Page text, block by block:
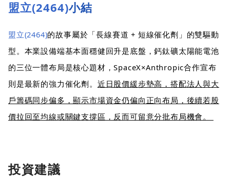
盟立(2464)小結
盟立(2464)的故事屬於「長線賽道 + 短線催化劑」的雙驅動
型。本業設備端基本面穩健回升是底盤，鈣鈦礦太陽能電池
的三位一體布局是核心題材，SpaceX×Anthropic合作宣布
則是最新的強力催化劑。 近日股價緩步墊高，搭配法人與大
戶籌碼同步偏多，顯示市場資金仍偏向正向布局，後續若股
價拉回至均線或關鍵支撐區，反而可留意分批布局機會。
投資建議